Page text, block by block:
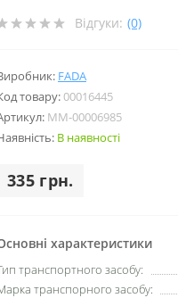
Відгуки: (0)
FADA
товару:00016445
MM-00006985
В наявності
335 грн.
характеристики
транспортного засобу:
транспорного засобу: